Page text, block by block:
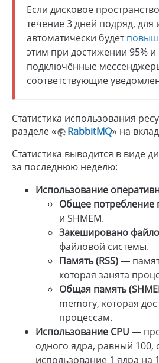
Если дисковое
течение 3 дней подряд, для
автоматически будет
этим при достижении 95% и
подключённые
соответствующие
Статистика использования
разделе «
RabbitMQ» на
Статистика выводится в виде
за последнюю неделю:
Использование
Общее потребление
и SHMEM.
Закешировано
файловой системы.
Память (RSS)—
которая занята
Общая память
memory, которая
процессам.
Использование CPU —
одного ядра, равный 100,
использование 1 ядра на